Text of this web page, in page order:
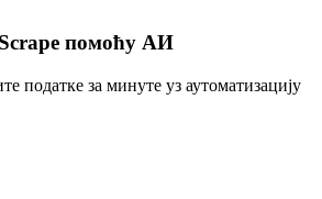
помоћу АИ
податке за минуте уз аутоматизацију